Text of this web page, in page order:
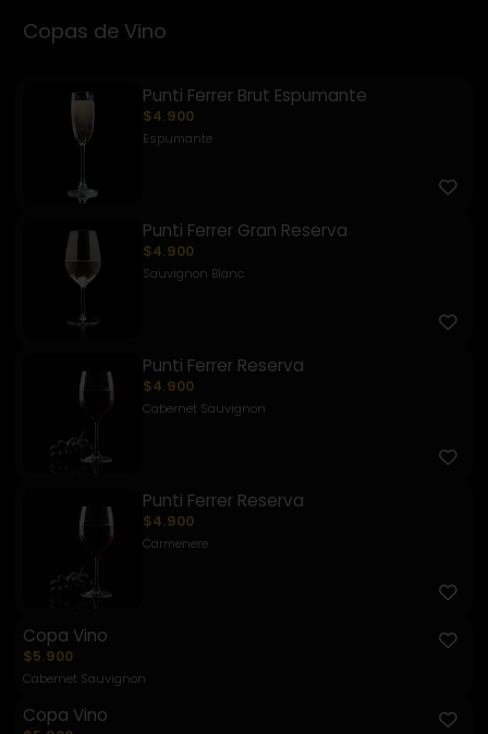
Copas de Vino
Punti Ferrer Brut Espumante
$4.900
Espumante
Punti Ferrer Gran Reserva
$4.900
Sauvignon Blanc
Punti Ferrer Reserva
$4.900
Cabernet Sauvignon
Punti Ferrer Reserva
$4.900
Carmenere
Copa Vino
$5.900
Cabernet Sauvignon
Copa Vino